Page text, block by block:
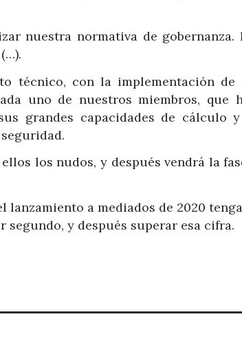
nuestra normativa de
técnico, con la implementación de
uno de nuestros miembros, que
grandes capacidades de cálculo
los nudos, y después vendrá la
lanzamiento a mediados de 2020
segundo, y después superar esa cifra.